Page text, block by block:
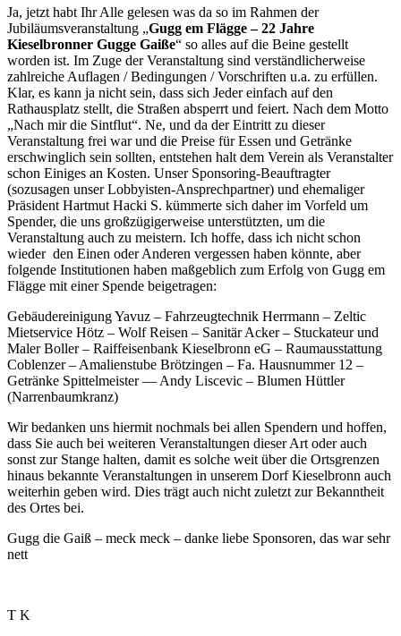
Ja, jetzt habt Ihr Alle gelesen was da so im Rahmen der
Jubiläumsveranstaltung „Gugg em Flägge – 22 Jahre
Kieselbronner Gugge Gaiße“ so alles auf die Beine gestellt
worden ist. Im Zuge der Veranstaltung sind verständlicherweise
zahlreiche Auflagen / Bedingungen / Vorschriften u.a. zu erfüllen.
Klar, es kann ja nicht sein, dass sich Jeder einfach auf den
Rathausplatz stellt, die Straßen absperrt und feiert. Nach dem Motto
„Nach mir die Sintflut“. Ne, und da der Eintritt zu dieser
Veranstaltung frei war und die Preise für Essen und Getränke
erschwinglich sein sollten, entstehen halt dem Verein als Veranstalter
schon Einiges an Kosten. Unser Sponsoring-Beauftragter
(sozusagen unser Lobbyisten-Ansprechpartner) und ehemaliger
Präsident Hartmut Hacki S. kümmerte sich daher im Vorfeld um
Spender, die uns großzügigerweise unterstützten, um die
Veranstaltung auch zu meistern. Ich hoffe, dass ich nicht schon
wieder den Einen oder Anderen vergessen haben könnte, aber
folgende Institutionen haben maßgeblich zum Erfolg von Gugg em
Flägge mit einer Spende beigetragen:
Gebäudereinigung Yavuz – Fahrzeugtechnik Herrmann – Zeltic
Mietservice Hötz – Wolf Reisen – Sanitär Acker – Stuckateur und
Maler Boller – Raiffeisenbank Kieselbronn eG – Raumausstattung
Coblenzer – Amalienstube Brötzingen – Fa. Hausnummer 12 –
Getränke Spittelmeister — Andy Liscevic – Blumen Hüttler
(Narrenbaumkranz)
Wir bedanken uns hiermit nochmals bei allen Spendern und hoffen,
dass Sie auch bei weiteren Veranstaltungen dieser Art oder auch
sonst zur Stange halten, damit es solche weit über die Ortsgrenzen
hinaus bekannte Veranstaltungen in unserem Dorf Kieselbronn auch
weiterhin geben wird. Dies trägt auch nicht zuletzt zur Bekanntheit
des Ortes bei.
Gugg die Gaiß – meck meck – danke liebe Sponsoren, das war sehr
nett
T K